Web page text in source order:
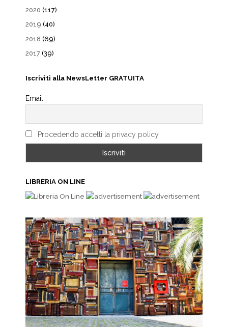
2020 (117)
2019 (40)
2018 (69)
2017 (39)
Iscriviti alla NewsLetter GRATUITA
Email
Procedendo accetti la privacy policy
LIBRERIA ON LINE